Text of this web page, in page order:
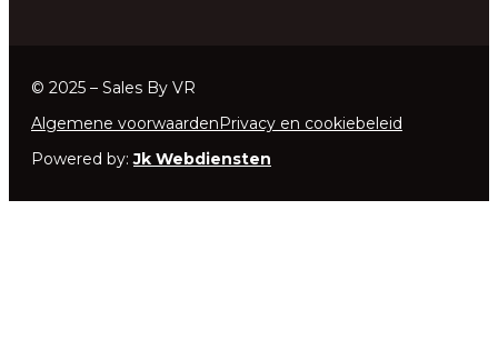
© 2025 – Sales By VR
Algemene voorwaarden Privacy en cookiebeleid
Powered by:Jk Webdiensten